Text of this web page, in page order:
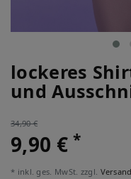
lockeres
und
34,90 €
9,90 €*
* inkl. ges. MwSt. zzgl.